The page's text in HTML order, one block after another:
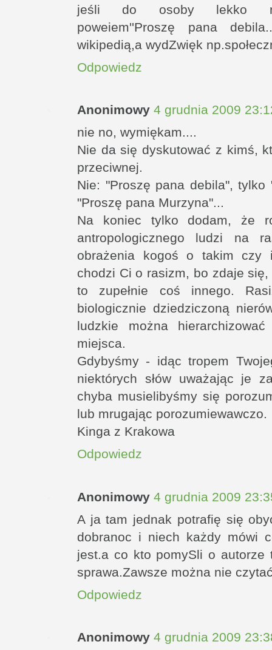
jeśli do osoby lekko
poweiem''Proszę pana
wikipedią,a wydZwięk
Odpowiedz
Anonimowy 4 grudnia 2009
nie no, wymiękam....
Nie da się dyskutować z kimś,
przeciwnej.
Nie: "Proszę pana debila",
"Proszę pana Murzyna"...
Na koniec tylko dodam, że
antropologicznego ludzi na
obrażenia kogoś o takim czy
chodzi Ci o rasizm, bo zdaje
to zupełnie coś innego.
biologicznie dziedziczoną
ludzkie można
miejsca.
Gdybyśmy - idąc tropem
niektórych słów uważając je
chyba musielibyśmy się
lub mrugając porozumiewawczo.
Kinga z Krakowa
Odpowiedz
Anonimowy 4 grudnia 2009
A ja tam jednak potrafię się
dobranoc i niech każdy mówi
jest.a co kto pomySli o autorze
sprawa.Zawsze można nie
Odpowiedz
Anonimowy 4 grudnia 2009